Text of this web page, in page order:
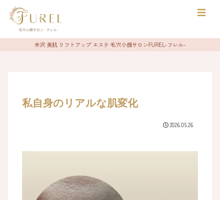
米沢 美肌 リフトアップ エステ 毛穴小顔サロンFUREL-フレル-
私自身のリアルな肌変化
2026.05.26